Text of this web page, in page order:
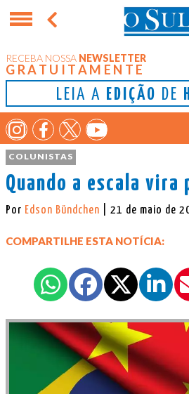
RECEBA NOSSA NEWSLETTER
GRATUITAMENTE
LEIA A EDIÇÃO DE
COLUNISTAS
Quando a escala vira
Por Edson Bündchen | 21 de maio de
COMPARTILHE ESTA NOTÍCIA: